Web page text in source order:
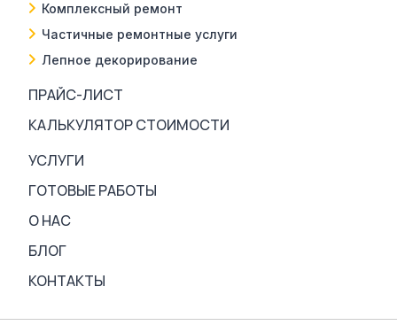
Комплексный ремонт
Частичные ремонтные услуги
Лепное декорирование
ПРАЙС-ЛИСТ
КАЛЬКУЛЯТОР СТОИМОСТИ
УСЛУГИ
ГОТОВЫЕ РАБОТЫ
О НАС
БЛОГ
КОНТАКТЫ